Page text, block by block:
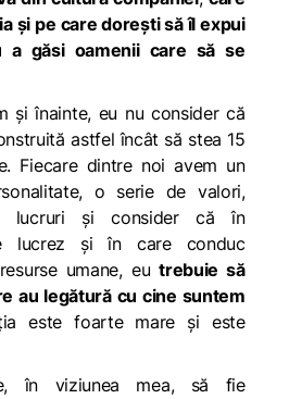
și pe care dorești să îl expui
a găsi oamenii care să se
și înainte, eu nu consider că
astfel încât să stea 15
Fiecare dintre noi avem un
o serie de valori,
lucruri și consider că în
lucrez și în care conduc
umane, eutrebuie să
au legătură cu cine suntem
este foarte mare și este
în viziunea mea, să fie